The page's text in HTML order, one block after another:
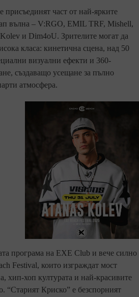
присъединят част от най-ярките
вълна – V:RGO, EMIL TRF, Mishell,
и Dim4oU. Зрителите могат да
класа: кинетична сцена, над 50
визуални ефекти и 360-
създаващо усещане за пълно
атмосфера.
програма на EXE Club и вече силно
Festival, които изграждат мост
хип-хоп културата и най-красивите
“Старият Криско” е безспорният